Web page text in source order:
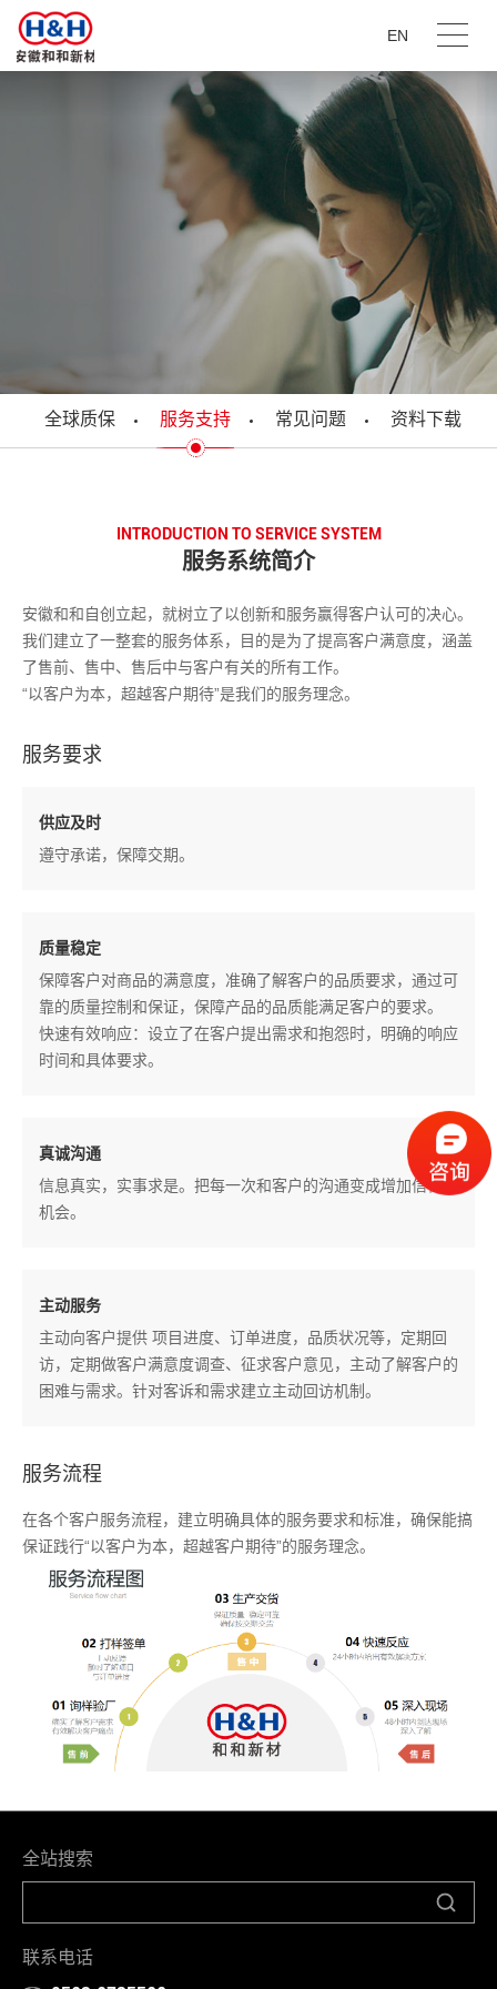
EN
全球质保 服务支持 常见问题 资料下载
INTRODUCTION TO SERVICE SYSTEM
服务系统简介
安徽和和自创立起，就树立了以创新和服务赢得客户认可的决心。
我们建立了一整套的服务体系，目的是为了提高客户满意度，涵盖
了售前、售中、售后中与客户有关的所有工作。
“以客户为本，超越客户期待”是我们的服务理念。
服务要求
供应及时
遵守承诺，保障交期。
质量稳定
保障客户对商品的满意度，准确了解客户的品质要求，通过可
靠的质量控制和保证，保障产品的品质能满足客户的要求。
快速有效响应：设立了在客户提出需求和抱怨时，明确的响应
时间和具体要求。
真诚沟通
信息真实，实事求是。把每一次和客户的沟通变成增加信任的
机会。
主动服务
主动向客户提供 项目进度、订单进度，品质状况等，定期回
访，定期做客户满意度调查、征求客户意见，主动了解客户的
困难与需求。针对客诉和需求建立主动回访机制。
服务流程
在各个客户服务流程，建立明确具体的服务要求和标准，确保能搞
保证践行“以客户为本，超越客户期待”的服务理念。
全站搜索
联系电话